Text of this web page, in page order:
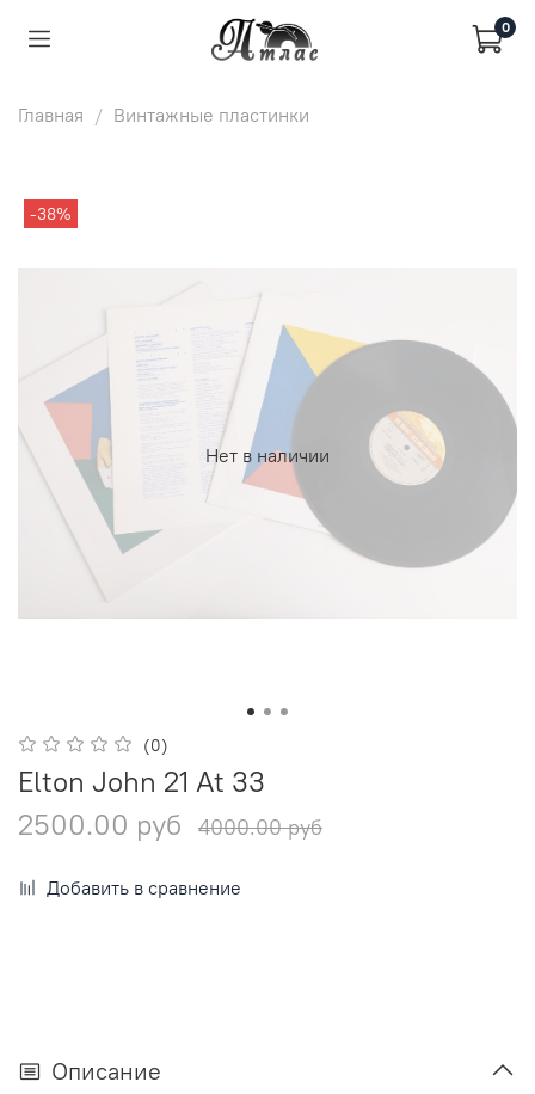
0
Главная Винтажные пластинки
Нет в наличии
-38%
(0)
Elton John 21 At 33
2500.00 руб
4000.00 руб
Добавить в сравнение
Описание